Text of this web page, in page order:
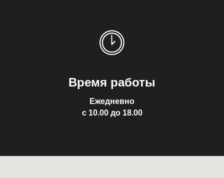
Время работы
Ежедневно
с 10.00 до 18.00